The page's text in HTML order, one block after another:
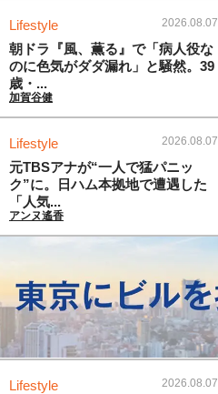
Lifestyle 2026.08.07
朝ドラ『風、薫る』で「病人役な
のに色気がダダ漏れ」と騒然。39
歳・...
加賀谷健
Lifestyle 2026.08.07
元TBSアナが“一人で猛パニッ
ク”に。日ハム本拠地で遭遇した
「人気...
アンヌ遙香
Lifestyle 2026.08.07